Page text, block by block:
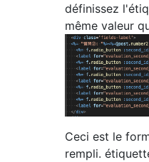
définissez
même valeur
Ceci est le
rempli.